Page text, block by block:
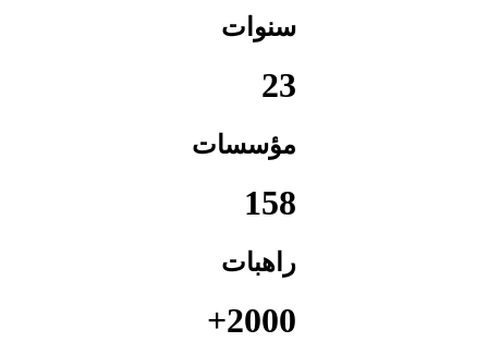
سنوات
23
مؤسسات
158
راهبات
2000+